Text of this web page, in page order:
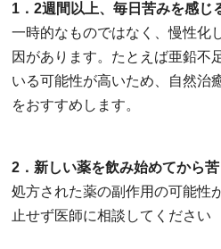
1．2週間以上、毎日苦みを感じ
一時的なものではなく、慢性化
因があります。たとえば亜鉛不
いる可能性が高いため、自然治
をおすすめします。
2．新しい薬を飲み始めてから
処方された薬の副作用の可能性
止せず医師に相談してください